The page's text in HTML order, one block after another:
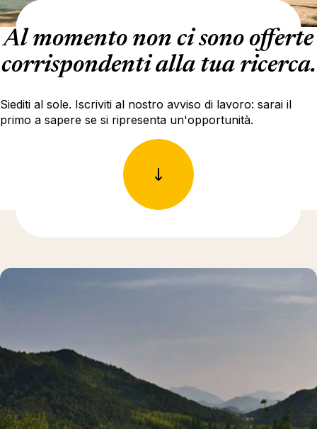
Al momento non ci sono offerte
corrispondenti alla tua ricerca.
Siediti al sole. Iscriviti al nostro avviso di lavoro: sarai il
primo a sapere se si ripresenta un'opportunità.